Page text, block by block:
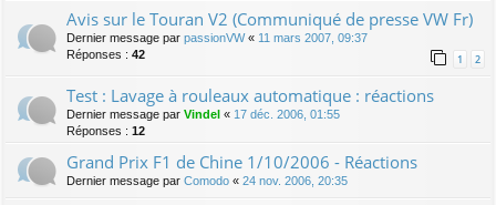
Avis sur le Touran V2 (Communiqué de presse VW Fr)
Dernier message par passionVW« 11 mars 2007, 09:37
Réponses : 42 1 2
Test : Lavage à rouleaux automatique : réactions
Dernier message par Vindel « 17 déc. 2006, 01:55
Réponses : 12
Grand Prix F1 de Chine 1/10/2006 - Réactions
Dernier message par Comodo « 24 nov. 2006, 20:35